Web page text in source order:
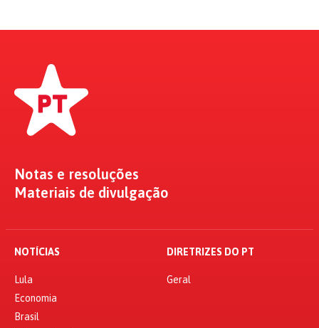
Notas e resoluções
Materiais de divulgação
NOTÍCIAS
Lula
Economia
Brasil
DIRETRIZES DO PT
Geral